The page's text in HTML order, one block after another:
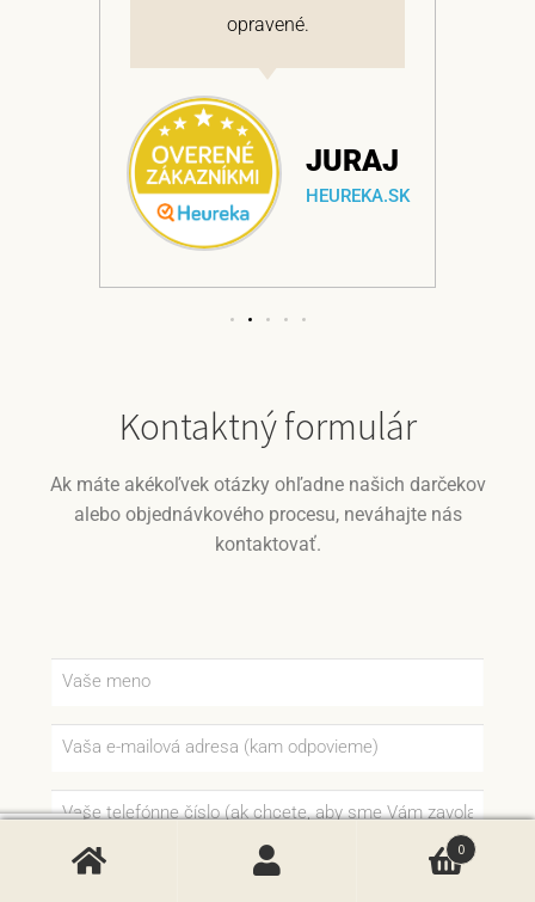
opravené.
JURAJ
HEUREKA.SK
Kontaktný formulár
Ak máte akékoľvek otázky ohľadne našich darčekov
alebo objednávkového procesu, neváhajte nás
kontaktovať.
0